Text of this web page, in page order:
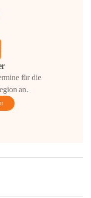
für die
an.